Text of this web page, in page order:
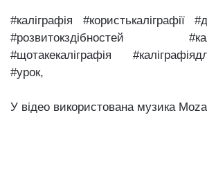
#каліграфія #користькаліграфії
#розвитокздібностей
#щотакекаліграфія
#урок,
У відео використована музика